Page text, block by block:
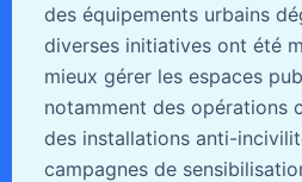
des équipements urbains
diverses initiatives ont été
mieux gérer les espaces
notamment des opérations
des installations anti-
campagnes de